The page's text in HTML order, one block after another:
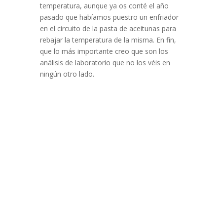
temperatura, aunque ya os conté el año
pasado que habíamos puestro un enfriador
en el circuito de la pasta de aceitunas para
rebajar la temperatura de la misma. En fin,
que lo más importante creo que son los
análisis de laboratorio que no los véis en
ningún otro lado.